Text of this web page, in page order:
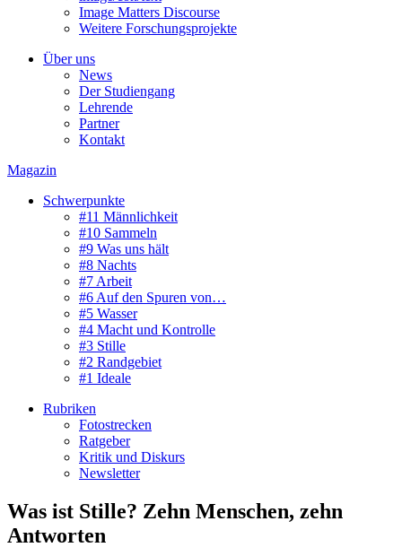
Image Matters Discourse
Weitere Forschungsprojekte
Über uns
News
Der Studiengang
Lehrende
Partner
Kontakt
Magazin
Schwerpunkte
#11 Männlichkeit
#10 Sammeln
#9 Was uns hält
#8 Nachts
#7 Arbeit
#6 Auf den Spuren von…
#5 Wasser
#4 Macht und Kontrolle
#3 Stille
#2 Randgebiet
#1 Ideale
Rubriken
Fotostrecken
Ratgeber
Kritik und Diskurs
Newsletter
Was ist Stille? Zehn Menschen, zehn
Antworten